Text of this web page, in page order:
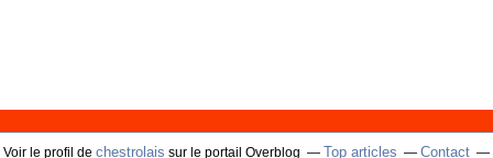
Voir le profil de chestrolais sur le portail Overblog Top articles Contact